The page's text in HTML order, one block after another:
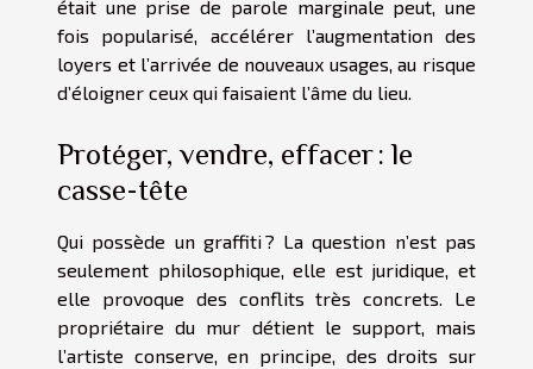
était une prise de parole marginale peut, une
fois popularisé, accélérer l’augmentation des
loyers et l’arrivée de nouveaux usages, au risque
d’éloigner ceux qui faisaient l’âme du lieu.
Protéger, vendre, effacer : le
casse-tête
Qui possède un graffiti ? La question n’est pas
seulement philosophique, elle est juridique, et
elle provoque des conflits très concrets. Le
propriétaire du mur détient le support, mais
l’artiste conserve, en principe, des droits sur